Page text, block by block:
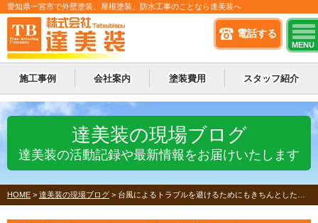
電話する
MENU
愛知県一宮市で外壁塗装、屋根塗装、防水工事のことなら達美装へ
施工事例 会社案内 塗装費用 スタッフ紹介
達美装の現場ブログ
達美装の活動記録や最新情報をお届けいたします
HOME > 達美装の現場ブログ > 台風によるトラブルを避けるためにもきちんとした業者選びを！